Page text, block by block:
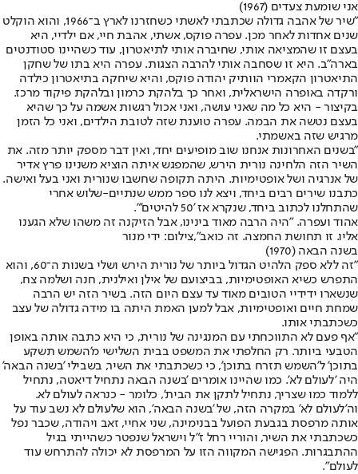
אני שומעת צעדים (1967)
"שיר של אהבה גדולה שכתבתי לאשתי כשחזרנו לארץ ב־1966, והוא הוקלט
שנים אחדות לאחר מכן. עפרה פוקס, אשתי, אהבת חיי, אם ילדיי, היא
בעצם זו שהמציאה אותי, שחיברה אותי לתיאטרון, עוד כשהיינו סטודנטים
בארה"ב. היא זו שסחבה אותי להרבה הצגות. עפרה היא בתו של שחקן
התיאטרון הקאמרי הוותיק יהודה פוקס, והיא שיחקה בתיאטרון כילדה
ורקדה באופרה הישראלית, ואחר כך בלהקת כרמון ובלהקת פיקוד מרכז.
בקיצור - היא כל מה שאני עושה, ואני אכול רגשות אשמה על כך שהיא
בעצם נטשה את הבמה. עפרה טוענת שזה לטובת הילדים, ואני כל הזמן
מרגיש שזה באשמתי.
"בשנים האחרונות אנחנו שוב מופיעים יחד, ואין דבר מספק יותר מזה. את
השיר הזה הלחינה נורית הירש, שהמפגש איתה הוציא משנינו פרץ אדיר
של אנרגיה ושל אופטימיות. היתה תקופה שחשבו שנורית ואני בעל ואישה.
כתבנו שירים רבים ביחד, ויצא לנו ספר ממש שנתיים-שלוש אחרי
שהתחלנו לכתוב ביחד, שנקרא אז '50 להיטים'".
אהוד ועפרה. "היה הרבה מאוד בינינו, אבל הזיקנה זה משהו שלא הגענו
אליו. זו תחושת החמצה. זה כואב",צילום: ידי מנור
בשנה הבאה (1970)
"זה ללא ספק הלהיט הגדול ביותר של נורית הירש ושלי בשנות ה־60, והוא
התפרש כשיא האופטימיות, בביצועם של אילן ואילנית, חנה ושלמה צח,
שנשארו ידידיי הטובים מאוד עד עצם היום הזה. בשיר הזה יש הרבה
שמחת חיים ואופטימיות, אבל למען האמת היתה בו מידה גדולה של עצב
כשכתבתי אותו.
"אף פעם לא התווכחתי עם המנגינה של נורית, כי היא כתבה אותה באופן
הטבעי ביותר. רק החלפתי את המשפט בבית השלישי מ'השמש תשקע
בתוכן' ל'השמש תזרח בתוכן', כי כשכתבתי את השיר, בשבילי 'בשנה הבאה'
היה 'לעולם לא'. כמו שהיינו אומרים 'בשנה הבאה נתחיל דיאטה, נתחיל
ללמוד כמו שצריך, נתחיל לתקן את הבית', כלומר - כנראה לעולם לא.
וה'לעולם לא' במקרה הזה, של 'בשנה הבאה', הוא שלעולם לא נשב עוד על
אותה מרפסת בגבעת הפועל בבנימינה, שני אחיי, זאב ויהודה, שכבר נפל
כשכתבתי את השיר, והוריי רחל ז"ל וישראל שנפטר כשהייתי בגיל
ההתבגרות. הפגישה המקווה הזו על המרפסת לא יכולה להתרחש עוד
לעולם".